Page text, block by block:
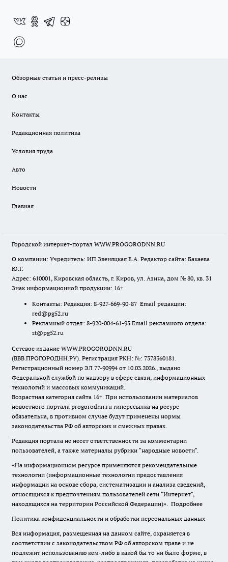
Обзорные статьи и пресс-релизы
О нас
Контакты
Редакционная политика
Условия труда
Авто
Новости
Главная
Городской интернет-портал WWW.PROGORODNN.RU
О компании: Учредитель: ИП Звеняцкая Е.А. Редактор сайта: Бакаева
Ю.Г.
Адрес: 610001, Кировская область, г. Киров, ул. Азина, дом № 80, кв. 31
Знак информационной продукции: 16+
Контакты: Редакция: 8-927-669-90-87 Email редакции:
red@pg52.ru
Рекламный отдел: 8-920-004-61-95 Email рекламного отдела:
st@pg52.ru
Сетевое издание WWW.PROGORODNN.RU
(ВВВ.ПРОГОРОДНН.РУ). Регистрация РКН: №: 7378360181.
Регистрационный номер ЭЛ 77-90994 от 10.03.2026., выдано
Федеральной службой по надзору в сфере связи, информационных
технологий и массовых коммуникаций.
Возрастная категория сайта 16+. При использовании материалов
новостного портала progorodnn.ru гиперссылка на ресурс
обязательна, в противном случае будут применены нормы
законодательства РФ об авторских и смежных правах.
Редакция портала не несет ответственности за комментарии
пользователей, а также материалы рубрики "народные новости".
«На информационном ресурсе применяются рекомендательные
технологии (информационные технологии предоставления
информации на основе сбора, систематизации и анализа сведений,
относящихся к предпочтениям пользователей сети "Интернет",
находящихся на территории Российской Федерации)». Подробнее
Политика конфиденциальности и обработки персональных данных
Вся информация, размещенная на данном сайте, охраняется в
соответствии с законодательством РФ об авторском праве и не
подлежит использованию кем-либо в какой бы то ни было форме, в